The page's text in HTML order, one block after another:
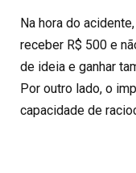
Na hora do
receber R$ 500 e
de ideia e ganhar
Por outro lado, o
capacidade de